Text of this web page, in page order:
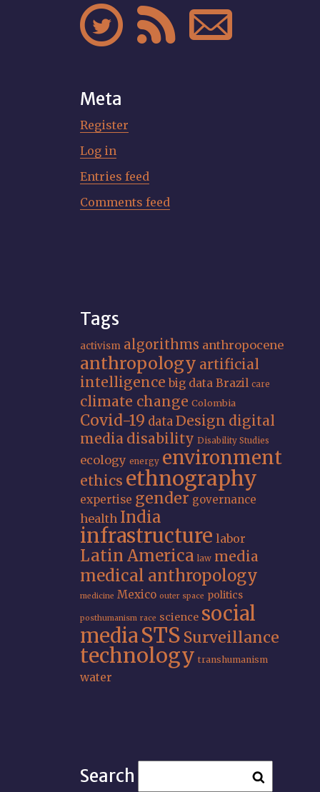
  
Meta
Register
Log in
Entries feed
Comments feed
Tags
activism algorithms anthropocene
anthropology artificial
intelligence big data Brazil care
climate change Colombia
Covid-19 dataDesign digital
media disability Disability Studies
ecology energy environment
ethics ethnography
expertise gender governance
health India
infrastructure labor
Latin America law media
medical anthropology
medicine Mexico outer space politics
posthumanism race science social
mediaSTS Surveillance
technology transhumanism
water
Search